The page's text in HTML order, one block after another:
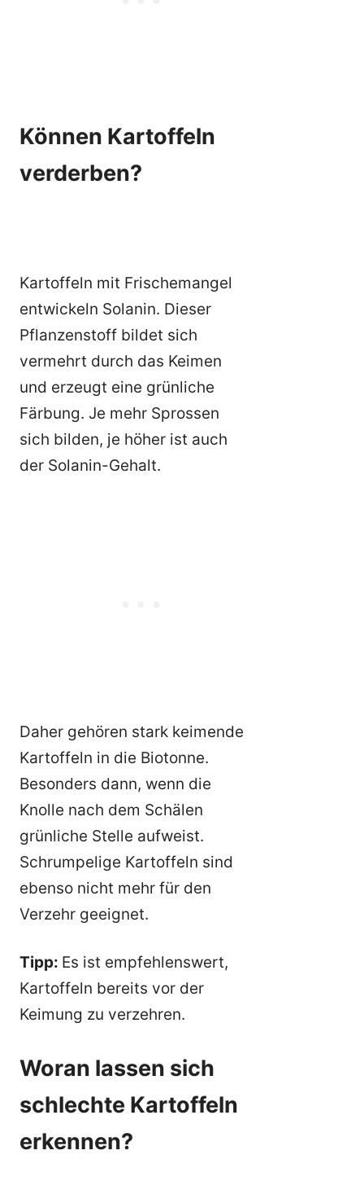
Können Kartoffeln
verderben?
Kartoffeln mit Frischemangel
entwickeln Solanin. Dieser
Pflanzenstoff bildet sich
vermehrt durch das Keimen
und erzeugt eine grünliche
Färbung. Je mehr Sprossen
sich bilden, je höher ist auch
der Solanin-Gehalt.
Daher gehören stark keimende
Kartoffeln in die Biotonne.
Besonders dann, wenn die
Knolle nach dem Schälen
grünliche Stelle aufweist.
Schrumpelige Kartoffeln sind
ebenso nicht mehr für den
Verzehr geeignet.
Tipp: Es ist empfehlenswert,
Kartoffeln bereits vor der
Keimung zu verzehren.
Woran lassen sich
schlechte Kartoffeln
erkennen?